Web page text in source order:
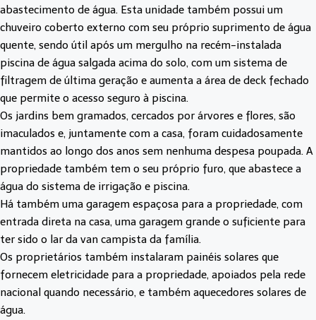
abastecimento de água. Esta unidade também possui um
chuveiro coberto externo com seu próprio suprimento de água
quente, sendo útil após um mergulho na recém-instalada
piscina de água salgada acima do solo, com um sistema de
filtragem de última geração e aumenta a área de deck fechado
que permite o acesso seguro à piscina.
Os jardins bem gramados, cercados por árvores e flores, são
imaculados e, juntamente com a casa, foram cuidadosamente
mantidos ao longo dos anos sem nenhuma despesa poupada. A
propriedade também tem o seu próprio furo, que abastece a
água do sistema de irrigação e piscina.
Há também uma garagem espaçosa para a propriedade, com
entrada direta na casa, uma garagem grande o suficiente para
ter sido o lar da van campista da família.
Os proprietários também instalaram painéis solares que
fornecem eletricidade para a propriedade, apoiados pela rede
nacional quando necessário, e também aquecedores solares de
água.